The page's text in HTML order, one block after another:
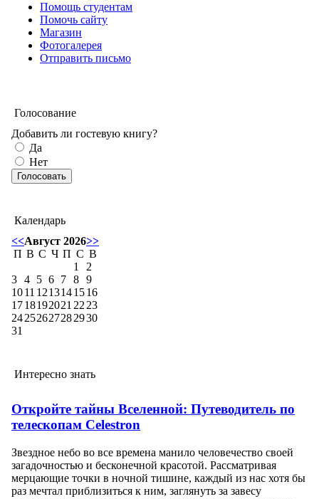
Помощь студентам
Помочь сайту
Магазин
Фотогалерея
Отправить письмо
Голосование
Добавить ли гостевую книгу?
Да
Нет
Календарь
<<Август 2026>>
П В С Ч П С В
1
2
3 4 5 6 7 8 9
1011 1213141516
1718192021 22 23
24252627282930
31
Интересно знать
Откройте тайны Вселенной: Путеводитель по
телескопам Celestron
Звездное небо во все времена манило человечество своей
загадочностью и бесконечной красотой. Рассматривая
мерцающие точки в ночной тишине, каждый из нас хотя бы
раз мечтал приблизиться к ним, заглянуть за завесу